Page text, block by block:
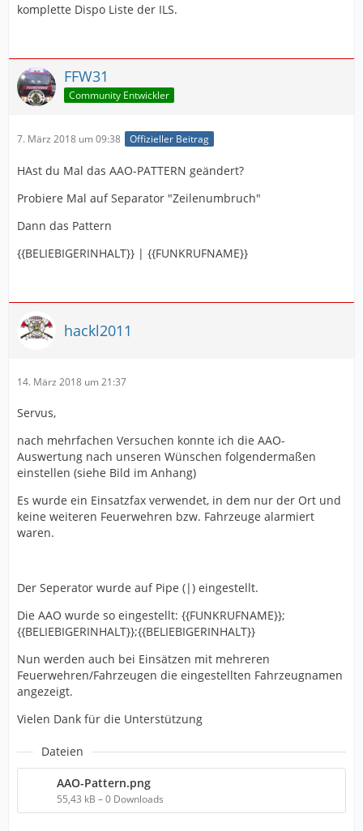
komplette Dispo Liste der ILS.
FFW31
Community Entwickler
7. März 2018 um 09:38 Offizieller Beitrag
HAst du Mal das AAO-PATTERN geändert?
Probiere Mal auf Separator "Zeilenumbruch"
Dann das Pattern
{{BELIEBIGERINHALT}} | {{FUNKRUFNAME}}
hackl2011
14. März 2018 um 21:37
Servus,
nach mehrfachen Versuchen konnte ich die AAO-
Auswertung nach unseren Wünschen folgendermaßen
einstellen (siehe Bild im Anhang)
Es wurde ein Einsatzfax verwendet, in dem nur der Ort und
keine weiteren Feuerwehren bzw. Fahrzeuge alarmiert
waren.
Der Seperator wurde auf Pipe (|) eingestellt.
Die AAO wurde so eingestellt: {{FUNKRUFNAME}};
{{BELIEBIGERINHALT}};{{BELIEBIGERINHALT}}
Nun werden auch bei Einsätzen mit mehreren
Feuerwehren/Fahrzeugen die eingestellten Fahrzeugnamen
angezeigt.
Vielen Dank für die Unterstützung
Dateien
AAO-Pattern.png
55,43 kB – 0 Downloads